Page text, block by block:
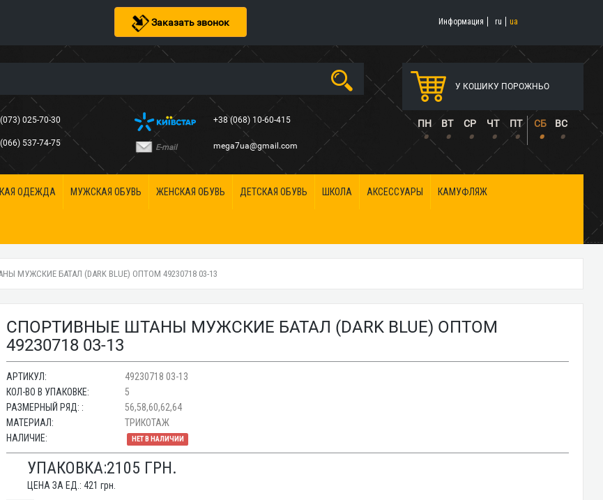
Заказать звонок Информация ru ua
025-70-30
537-74-75
+38 (068) 10-60-415
E-mail mega7ua@gmail.com
У КОШИКУ ПОРОЖНЬО
ПН ВТ СР ЧТ ПТ СБ ВС
• • • • • • •
ОДЕЖДА МУЖСКАЯ ОБУВЬ ЖЕНСКАЯ ОБУВЬ ДЕТСКАЯ ОБУВЬ ШКОЛА АКСЕССУАРЫ КАМУФЛЯЖ
МУЖСКИЕ БАТАЛ (DARK BLUE) ОПТОМ 49230718 03-13
СПОРТИВНЫЕ ШТАНЫ МУЖСКИЕ БАТАЛ (DARK BLUE) ОПТОМ
49230718 03-13
АРТИКУЛ:
49230718 03-13
КОЛ-ВО В УПАКОВКЕ:
5
РАЗМЕРНЫЙ РЯД: :
56,58,60,62,64
МАТЕРИАЛ:
ТРИКОТАЖ
НАЛИЧИЕ:
НЕТ В НАЛИЧИИ
УПАКОВКА:2105 ГРН.
ЦЕНА ЗА ЕД.:421 грн.